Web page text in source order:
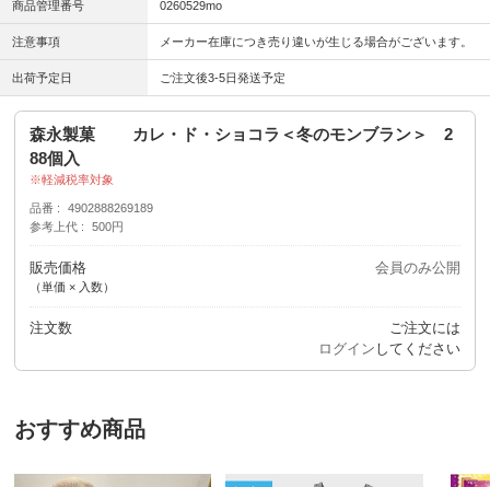
商品管理番号 0260529mo
注意事項 メーカー在庫につき売り違いが生じる場合がございます。
出荷予定日 ご注文後3-5日発送予定
森永製菓 カレ・ド・ショコラ＜冬のモンブラン＞ 2
88個入
軽減税率対象
品番
4902888269189
参考上代
500円
販売価格
（単価 × 入数）
会員のみ公開
注文数
ご注文には
ログイン してください
おすすめ商品